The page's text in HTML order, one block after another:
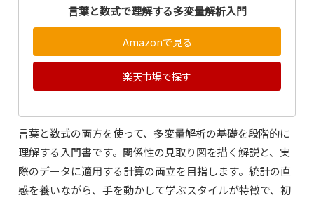
言葉と数式で理解する多変量解析入門
Amazonで見る
楽天市場で探す
言葉と数式の両方を使って、多変量解析の基礎を段階的に
理解する入門書です。関係性の見取り図を描く解説と、実
際のデータに適用する計算の両立を目指します。統計の直
感を養いながら、手を動かして学ぶスタイルが特徴で、初